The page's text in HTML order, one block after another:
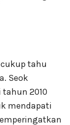
tahu
Seok
2010
mendapati